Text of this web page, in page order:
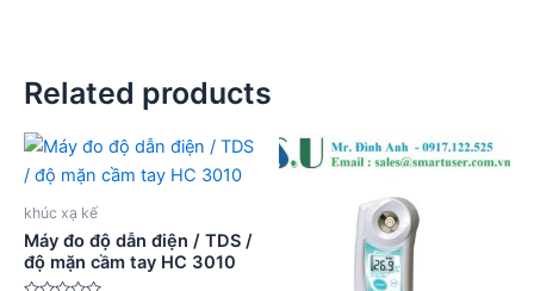
Related products
khúc xạ kế
Máy đo độ dẫn điện / TDS /
độ mặn cầm tay HC 3010